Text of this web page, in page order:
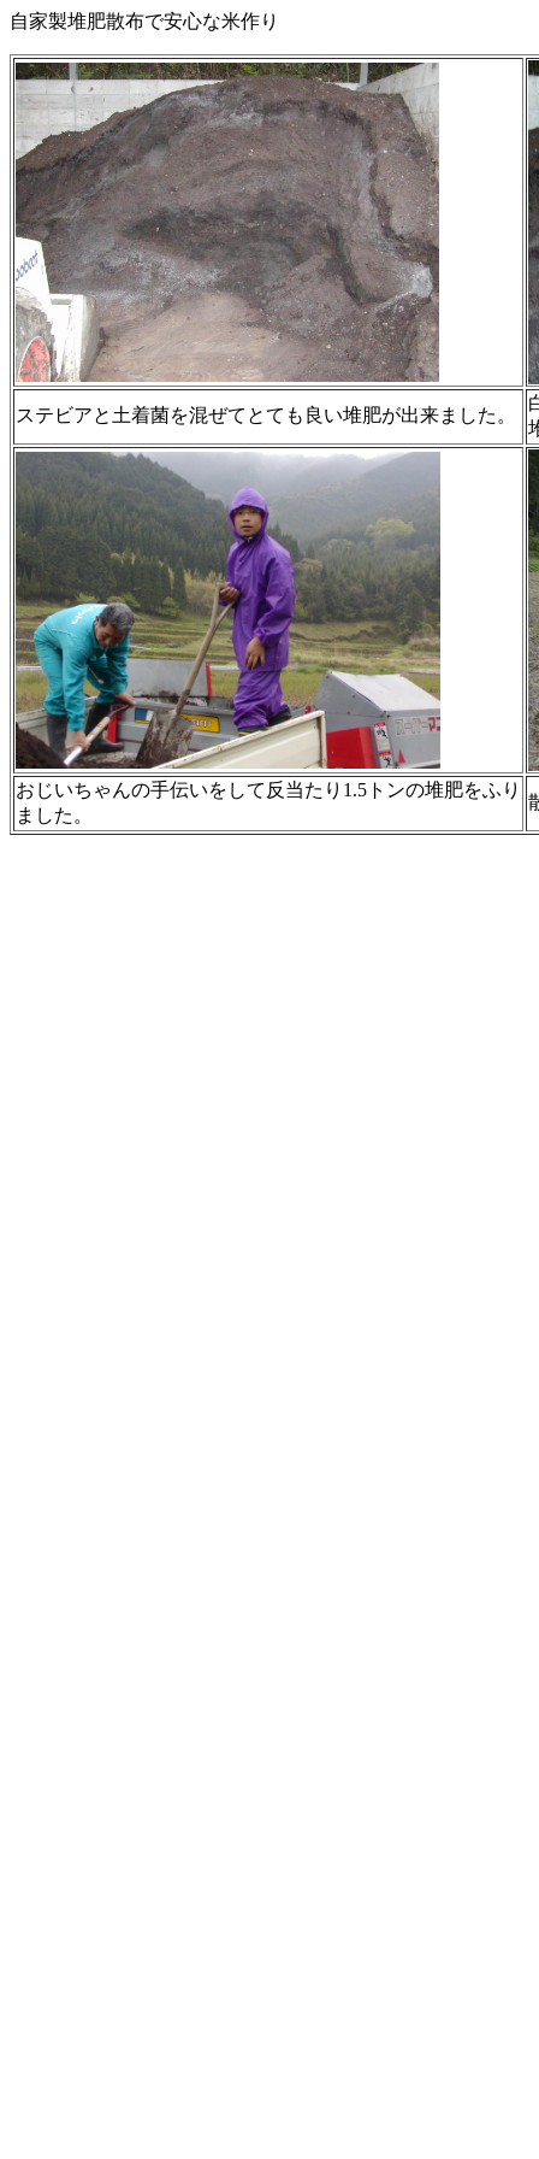
自家製堆肥散布で安心な米作り
ステビアと土着菌を混ぜてとても良い堆肥が出来ました。
おじいちゃんの手伝いをして反当たり1.5トンの堆肥をふり
ました。